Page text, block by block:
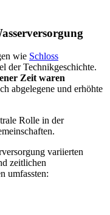
wie Schloss
der Technikgeschichte.
Zeit waren
abgelegene und erhöhte
Rolle in der
variierten
zeitlichen
umfassten: